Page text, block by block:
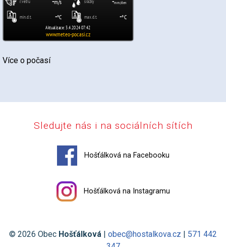
Více o počasí
Sledujte nás i na sociálních sítích
Hošťálková na Facebooku
Hošťálková na Instagramu
© 2026 Obec Hošťálková | obec@hostalkova.cz | 571 442